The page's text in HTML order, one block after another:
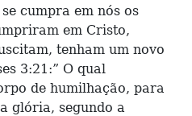
cumpra em nós os
em Cristo,
tenham um novo
3:21:” O qual
de humilhação, para
glória, segundo a